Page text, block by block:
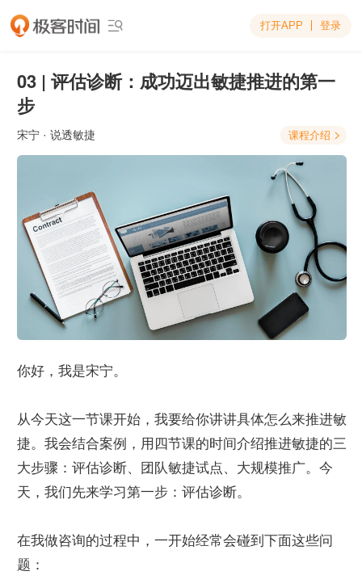
 打开APP 登录
03 | 评估诊断：成功迈出敏捷推进的第一
步
宋宁 · 说透敏捷 课程介绍 
你好，我是宋宁。
从今天这一节课开始，我要给你讲讲具体怎么来推进敏
捷。我会结合案例，用四节课的时间介绍推进敏捷的三
大步骤：评估诊断、团队敏捷试点、大规模推广。今
天，我们先来学习第一步：评估诊断。
在我做咨询的过程中，一开始经常会碰到下面这些问
题：